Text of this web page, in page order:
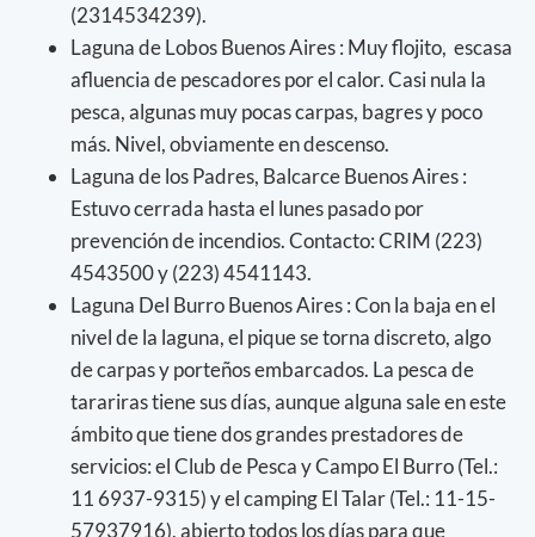
(2314534239).
Laguna de Lobos Buenos Aires : Muy flojito, escasa
afluencia de pescadores por el calor. Casi nula la
pesca, algunas muy pocas carpas, bagres y poco
más. Nivel, obviamente en descenso.
Laguna de los Padres, Balcarce Buenos Aires :
Estuvo cerrada hasta el lunes pasado por
prevención de incendios. Contacto: CRIM (223)
4543500 y (223) 4541143.
Laguna Del Burro Buenos Aires : Con la baja en el
nivel de la laguna, el pique se torna discreto, algo
de carpas y porteños embarcados. La pesca de
tarariras tiene sus días, aunque alguna sale en este
ámbito que tiene dos grandes prestadores de
servicios: el Club de Pesca y Campo El Burro (Tel.:
11 6937-9315) y el camping El Talar (Tel.: 11-15-
57937916), abierto todos los días para que